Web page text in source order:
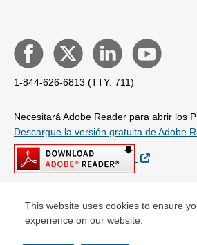
This website uses cookies to ensure
experience on our website.
1-844-626-6813 (TTY: 711)
Necesitará Adobe Reader para abrir los
Descargue la versión gratuita de Adobe
Sitio
© Copyright 2026